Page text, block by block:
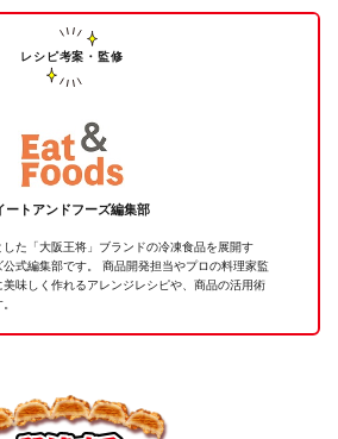
レシピ考案・監修
ートアンドフーズ編集部
た「大阪王将」ブランドの冷凍食品を展開す
式編集部です。 商品開発担当やプロの料理家監
味しく作れるアレンジレシピや、商品の活用術